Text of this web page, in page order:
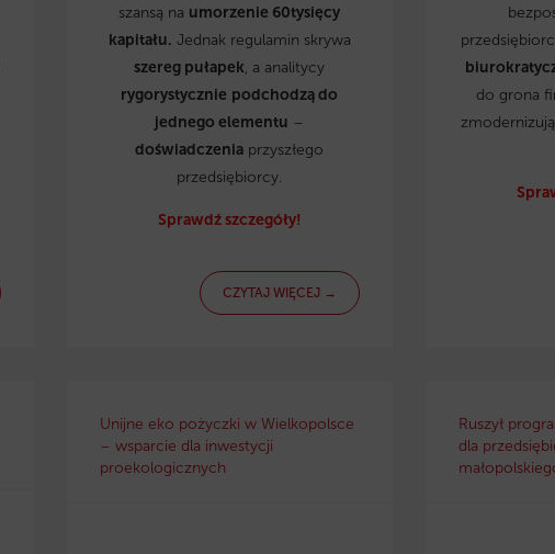
szansą na umorzenie 60tysięcy
kapitału. Jednak regulamin skrywa
szereg pułapek, a analitycy
rygorystycznie podchodzą do
jednego elementu –
doświadczenia przyszłego
przedsiębiorcy.
Sprawdź szczegóły!
CZYTAJ WIĘCEJ →
do grona
Unijne eko pożyczki w Wielkopolsce
– wsparcie dla inwestycji
proekologicznych
Ruszył
dla